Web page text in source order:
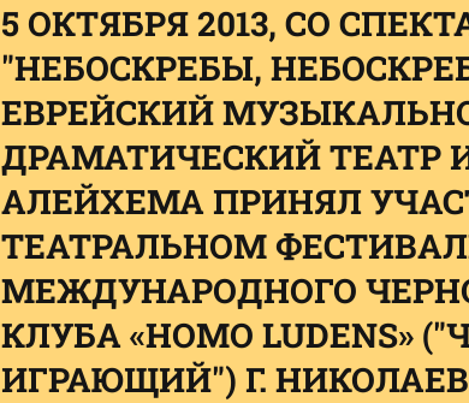
5 ОКТЯБРЯ 2013, СО
"НЕБОСКРЕБЫ,
ЕВРЕЙСКИЙ
ДРАМАТИЧЕСКИЙ
АЛЕЙХЕМА ПРИНЯЛ
ТЕАТРАЛЬНОМ
МЕЖДУНАРОДНОГО
КЛУБА «HOMO LUDENS»
ИГРАЮЩИЙ") Г.